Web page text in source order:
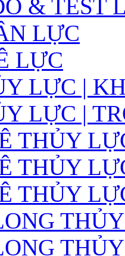
& TEST
LỰC
LỰC
LỰC |
LỰC |
THỦY
THỦY
THỦY